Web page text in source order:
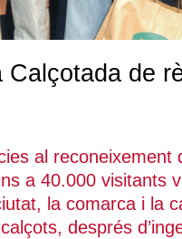
de
al
a 40.000 visitants
la comarca i la
després